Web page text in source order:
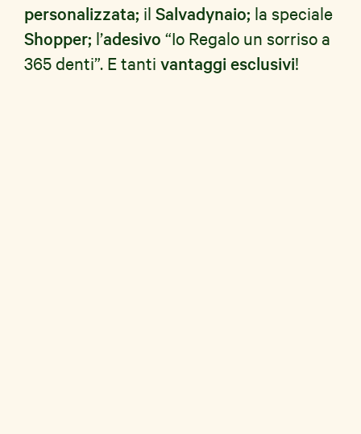
personalizzata; il Salvadynaio; la speciale
Shopper; l’adesivo “Io Regalo un sorriso a
365 denti”. E tanti vantaggi esclusivi!